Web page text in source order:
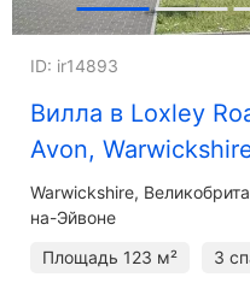
Вилла в Loxley
Avon,
ID: ir14893
Warwickshire
на-Эйвоне
Площадь 123 м² 3